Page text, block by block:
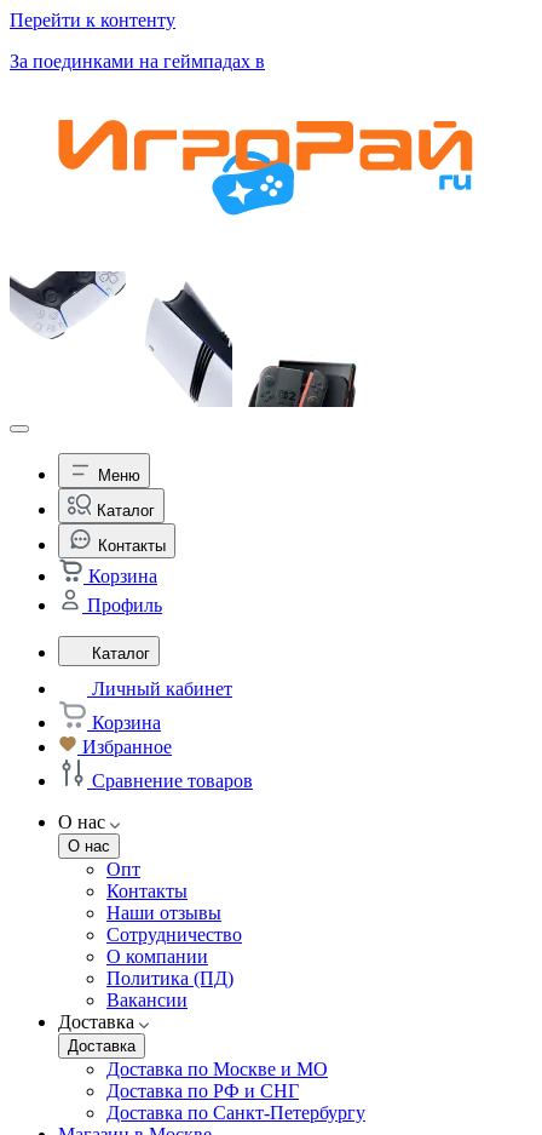
Перейти к контенту
За поединками на геймпадах в
Меню
Каталог
Контакты
Корзина
Профиль
Каталог
Личный кабинет
Корзина
Избранное
Сравнение товаров
О нас
О нас
Опт
Контакты
Наши отзывы
Сотрудничество
О компании
Политика (ПД)
Вакансии
Доставка
Доставка
Доставка по Москве и МО
Доставка по РФ и СНГ
Доставка по Санкт-Петербургу